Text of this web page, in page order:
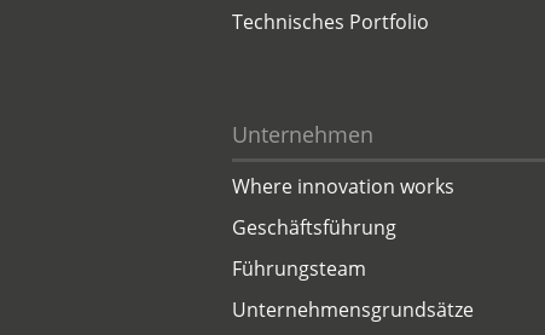
Technisches Portfolio
Unternehmen
Where innovation works
Geschäftsführung
Führungsteam
Unternehmensgrundsätze